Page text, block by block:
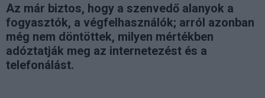
Az már biztos, hogy a szenvedő alanyok a
fogyasztók, a végfelhasználók; arról azonban
még nem döntöttek, milyen mértékben
adóztatják meg az internetezést és a
telefonálást.